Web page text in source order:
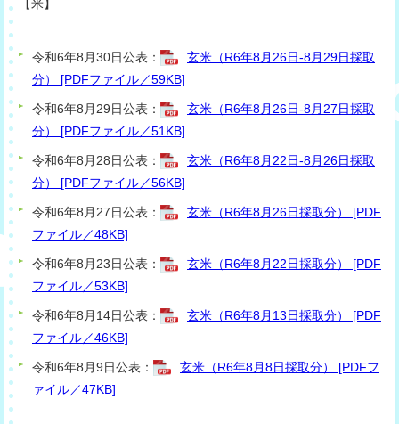
【米】
令和6年8月30日公表：
玄米（R6年8月26日-8月29日採取
分） [PDFファイル／59KB]
令和6年8月29日公表：
玄米（R6年8月26日-8月27日採取
分） [PDFファイル／51KB]
令和6年8月28日公表：
玄米（R6年8月22日-8月26日採取
分） [PDFファイル／56KB]
令和6年8月27日公表：
玄米（R6年8月26日採取分） [PDF
ファイル／48KB]
令和6年8月23日公表：
玄米（R6年8月22日採取分） [PDF
ファイル／53KB]
令和6年8月14日公表：
玄米（R6年8月13日採取分） [PDF
ファイル／46KB]
令和6年8月9日公表：
玄米（R6年8月8日採取分） [PDFフ
ァイル／47KB]